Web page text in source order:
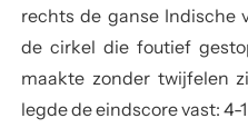
rechts de ganse Indische
de cirkel die foutief
maakte zonder twijfelen
legde de eindscore vast: 4-